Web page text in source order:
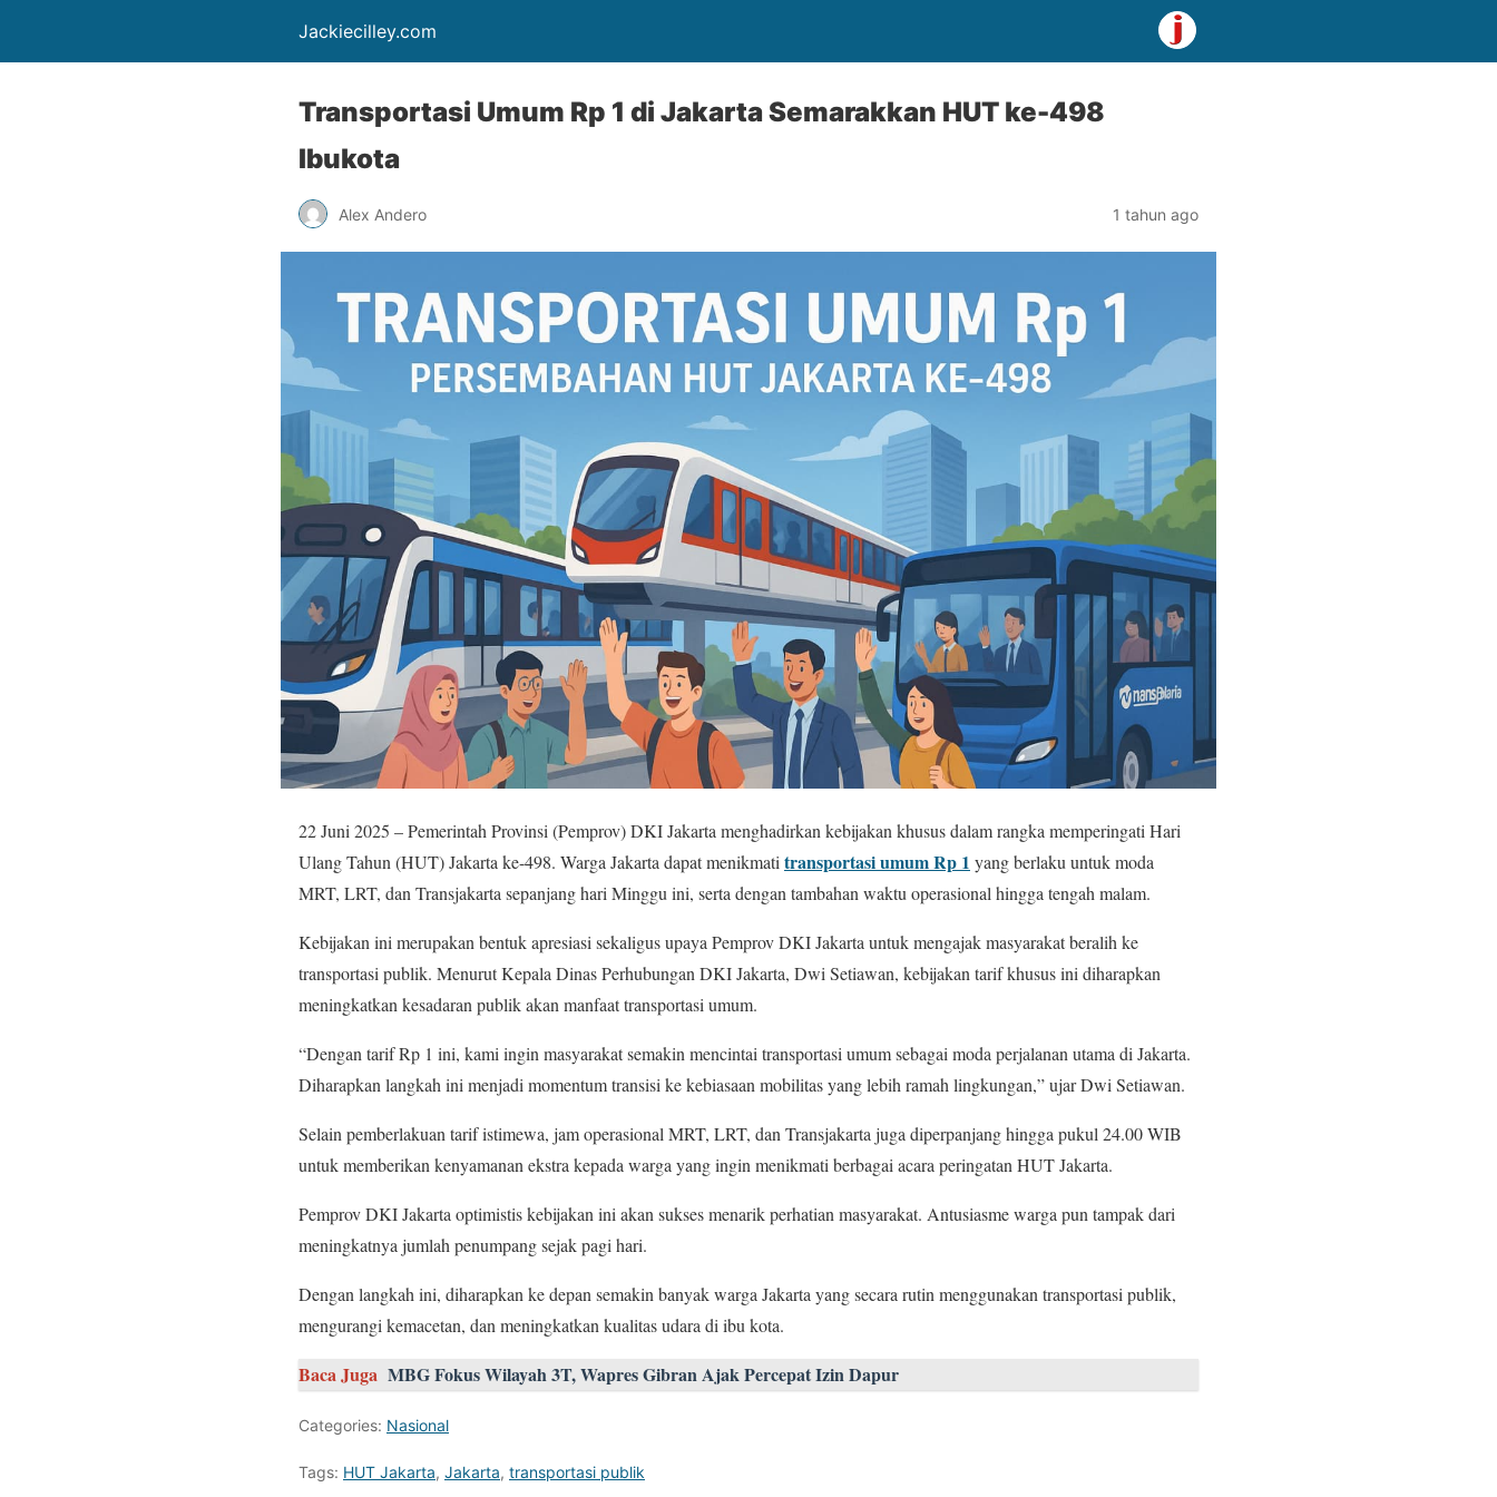
Jackiecilley.com
Transportasi Umum Rp 1 di Jakarta Semarakkan HUT ke-498
Ibukota
Alex Andero 1 tahun ago
22 Juni 2025 – Pemerintah Provinsi (Pemprov) DKI Jakarta menghadirkan kebijakan khusus dalam rangka memperingati Hari
Ulang Tahun (HUT) Jakarta ke-498. Warga Jakarta dapat menikmati transportasi umum Rp 1 yang berlaku untuk moda
MRT, LRT, dan Transjakarta sepanjang hari Minggu ini, serta dengan tambahan waktu operasional hingga tengah malam.
Kebijakan ini merupakan bentuk apresiasi sekaligus upaya Pemprov DKI Jakarta untuk mengajak masyarakat beralih ke
transportasi publik. Menurut Kepala Dinas Perhubungan DKI Jakarta, Dwi Setiawan, kebijakan tarif khusus ini diharapkan
meningkatkan kesadaran publik akan manfaat transportasi umum.
“Dengan tarif Rp 1 ini, kami ingin masyarakat semakin mencintai transportasi umum sebagai moda perjalanan utama di Jakarta.
Diharapkan langkah ini menjadi momentum transisi ke kebiasaan mobilitas yang lebih ramah lingkungan,” ujar Dwi Setiawan.
Selain pemberlakuan tarif istimewa, jam operasional MRT, LRT, dan Transjakarta juga diperpanjang hingga pukul 24.00 WIB
untuk memberikan kenyamanan ekstra kepada warga yang ingin menikmati berbagai acara peringatan HUT Jakarta.
Pemprov DKI Jakarta optimistis kebijakan ini akan sukses menarik perhatian masyarakat. Antusiasme warga pun tampak dari
meningkatnya jumlah penumpang sejak pagi hari.
Dengan langkah ini, diharapkan ke depan semakin banyak warga Jakarta yang secara rutin menggunakan transportasi publik,
mengurangi kemacetan, dan meningkatkan kualitas udara di ibu kota.
Baca Juga MBG Fokus Wilayah 3T, Wapres Gibran Ajak Percepat Izin Dapur
Categories: Nasional
Tags: HUT Jakarta, Jakarta, transportasi publik